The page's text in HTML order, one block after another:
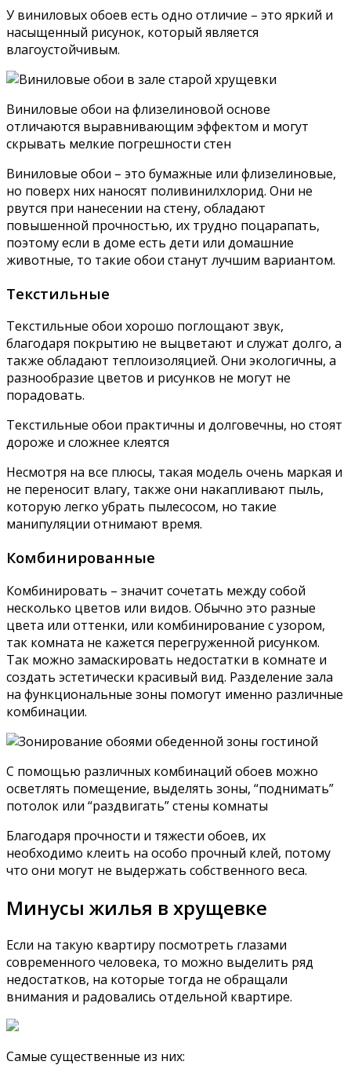
У виниловых обоев есть одно отличие – это яркий и
насыщенный рисунок, который является
влагоустойчивым.
Виниловые обои на флизелиновой основе
отличаются выравнивающим эффектом и могут
скрывать мелкие погрешности стен
Виниловые обои – это бумажные или флизелиновые,
но поверх них наносят поливинилхлорид. Они не
рвутся при нанесении на стену, обладают
повышенной прочностью, их трудно поцарапать,
поэтому если в доме есть дети или домашние
животные, то такие обои станут лучшим вариантом.
Текстильные
Текстильные обои хорошо поглощают звук,
благодаря покрытию не выцветают и служат долго, а
также обладают теплоизоляцией. Они экологичны, а
разнообразие цветов и рисунков не могут не
порадовать.
Текстильные обои практичны и долговечны, но стоят
дороже и сложнее клеятся
Несмотря на все плюсы, такая модель очень маркая и
не переносит влагу, также они накапливают пыль,
которую легко убрать пылесосом, но такие
манипуляции отнимают время.
Комбинированные
Комбинировать – значит сочетать между собой
несколько цветов или видов. Обычно это разные
цвета или оттенки, или комбинирование с узором,
так комната не кажется перегруженной рисунком.
Так можно замаскировать недостатки в комнате и
создать эстетически красивый вид. Разделение зала
на функциональные зоны помогут именно различные
комбинации.
С помощью различных комбинаций обоев можно
осветлять помещение, выделять зоны, “поднимать”
потолок или “раздвигать” стены комнаты
Благодаря прочности и тяжести обоев, их
необходимо клеить на особо прочный клей, потому
что они могут не выдержать собственного веса.
Минусы жилья в хрущевке
Если на такую квартиру посмотреть глазами
современного человека, то можно выделить ряд
недостатков, на которые тогда не обращали
внимания и радовались отдельной квартире.
Самые существенные из них: